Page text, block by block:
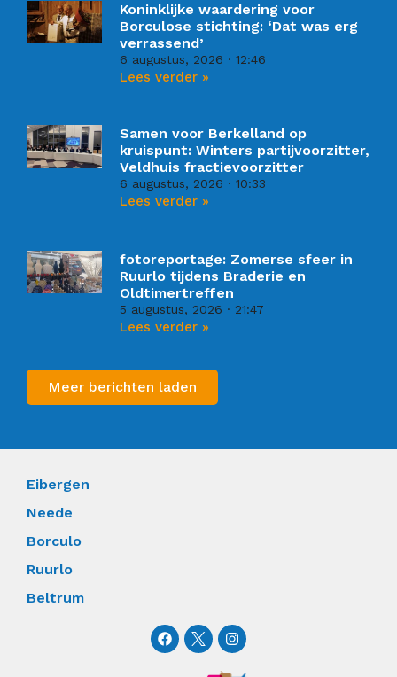
Koninklijke waardering voor
Borculose stichting: ‘Dat was erg
verrassend’
6 augustus, 2026 12:46
Lees verder »
Samen voor Berkelland op
kruispunt: Winters partijvoorzitter,
Veldhuis fractievoorzitter
6 augustus, 2026 10:33
Lees verder »
fotoreportage: Zomerse sfeer in
Ruurlo tijdens Braderie en
Oldtimertreffen
5 augustus, 2026 21:47
Lees verder »
Meer berichten laden
Eibergen
Neede
Borculo
Ruurlo
Beltrum
F
a
c
I
n
s
t